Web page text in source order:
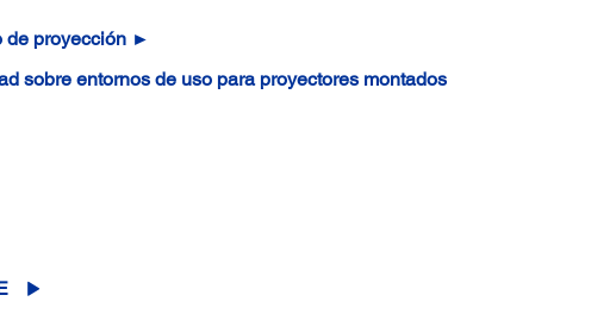
de proyección ►
sobre entornos de uso para proyectores montados